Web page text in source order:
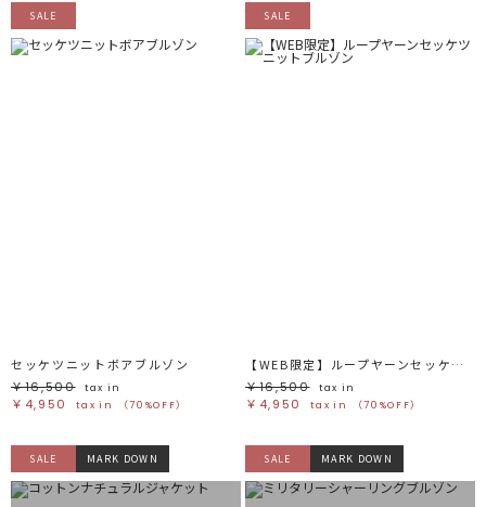
SALE
セッケツニットボアブルゾン
￥16,500
tax in
￥4,950 tax in （70%OFF）
SALE
【WEB限定】ループヤーンセッケツニットブルゾン
￥16,500
tax in
￥4,950 tax in （70%OFF）
SALE MARK DOWN SALE MARK DOWN